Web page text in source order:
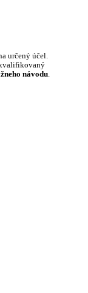
určený účel.
návodu